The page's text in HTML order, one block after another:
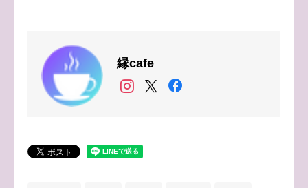
縁cafe